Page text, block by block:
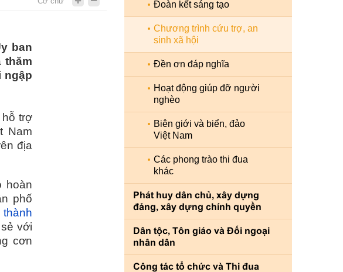
ban
thăm
ngập
trợ
Nam
địa
hoàn
phố
với
cơn
Đoàn kết sáng tạo
Chương trình cứu trợ, an
sinh xã hội
Đền ơn đáp nghĩa
Hoạt động giúp đỡ người
nghèo
Biên giới và biển, đảo
Việt Nam
Các phong trào thi đua
khác
Phát huy dân chủ, xây dựng
đảng, xây dựng chính quyền
Dân tộc, Tôn giáo và Đối ngoại
nhân dân
Công tác tổ chức và Thi đua